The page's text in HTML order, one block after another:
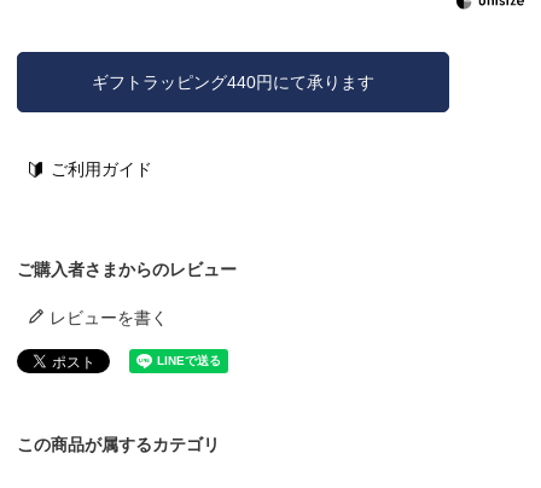
ギフトラッピング440円にて承ります
ご利用ガイド
ご購入者さまからのレビュー
レビューを書く
この商品が属するカテゴリ